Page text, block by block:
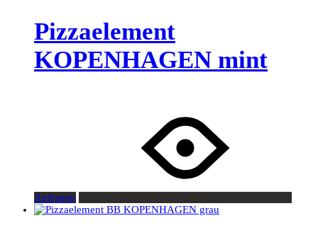
Pizzaelement
KOPENHAGEN mint
Anfragen